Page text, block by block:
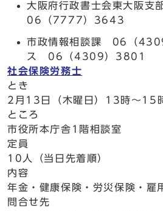
大阪府行政書士会東大阪
06（7777）3643
市政情報相談課 06（
ス 06（4309）3801
社会保険労務士
とき
2月13日（木曜日）13時～15
ところ
市役所本庁舎1階相談室
定員
10人（当日先着順）
内容
年金・健康保険・労災保険・雇
問合せ先